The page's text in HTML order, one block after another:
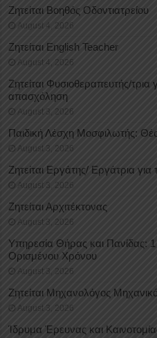
Ζητείται Βοηθός Οδοντιατρείου
August 4, 2026
Ζητείται English Teacher
August 4, 2026
Ζητείται Φυσιοθεραπευτής/
απασχόληση
August 3, 2026
Παιδική Λέσχη Μοσφιλωτής:
August 3, 2026
Ζητείται Εργάτης/ Εργάτρια
August 3, 2026
Ζητείται Αρχιτέκτονας
August 3, 2026
Υπηρεσία Θήρας και Πανίδας:
Oρισμένου Xρόνου
August 3, 2026
Ζητείται Μηχανολόγος
August 3, 2026
Ίδρυμα Έρευνας και